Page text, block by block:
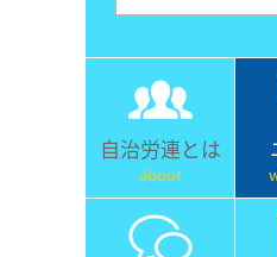
自治労連とは
about